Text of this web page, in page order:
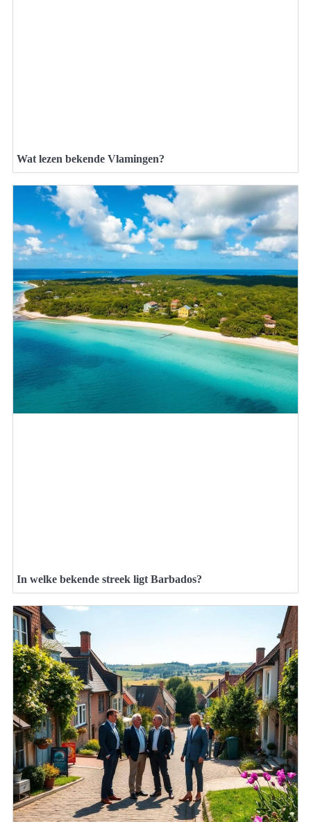
Wat lezen bekende Vlamingen?
In welke bekende streek ligt Barbados?